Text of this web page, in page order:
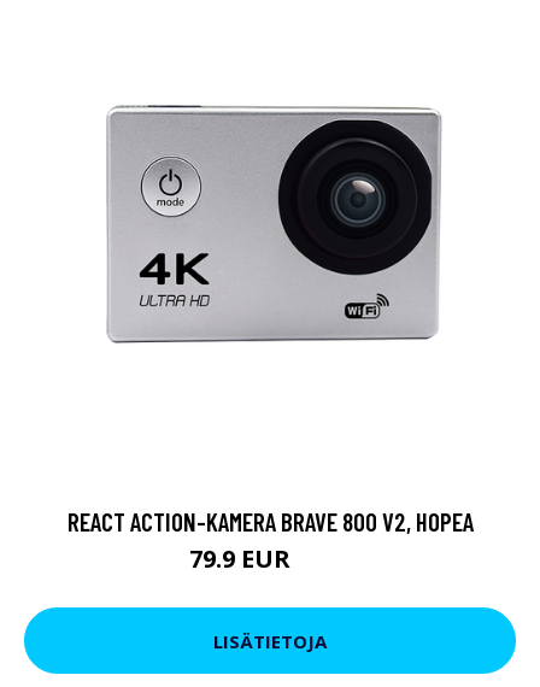
REACT ACTION-KAMERA BRAVE 800 V2, HOPEA
79.9 EUR
LISÄTIETOJA